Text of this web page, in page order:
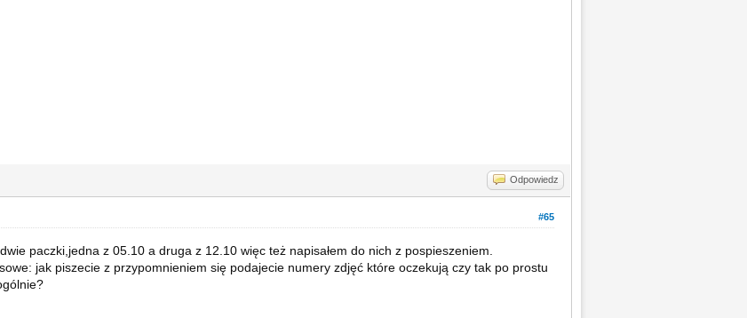
Odpowiedz
#65
paczki,jedna z 05.10 a druga z 12.10 więc też napisałem do nich z pospieszeniem.
jak piszecie z przypomnieniem się podajecie numery zdjęć które oczekują czy tak po prostu